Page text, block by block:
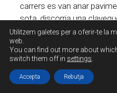
carrers es van anar
sota, discorria una
Utilitzem galetes per a oferir-te la
web.
You can find out more about
switch them off in settings
Accepta Rebutja